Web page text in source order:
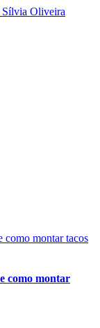
como montar